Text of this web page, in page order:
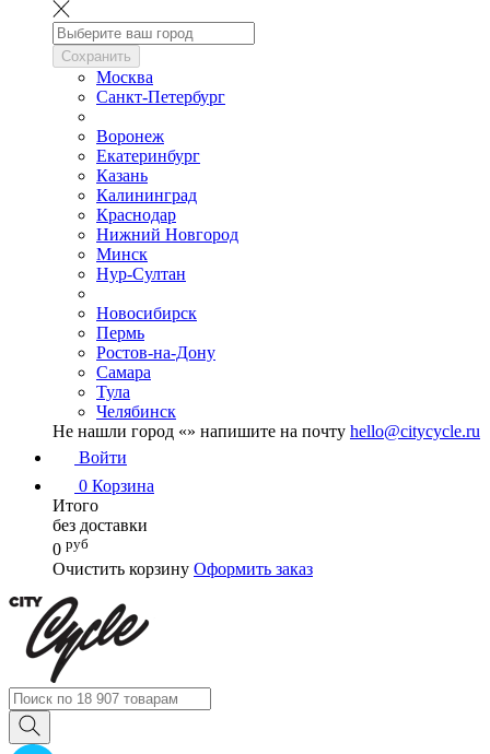
Сохранить
Москва
Санкт-Петербург
Воронеж
Екатеринбург
Казань
Калининград
Краснодар
Нижний Новгород
Минск
Нур-Султан
Новосибирск
Пермь
Ростов-на-Дону
Самара
Тула
Челябинск
Не нашли город «» напишите на почту hello@citycycle.ru
Войти
0 Корзина
Итого
без доставки
0 руб
Очистить корзину Оформить заказ